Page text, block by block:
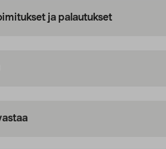
ja palautukset